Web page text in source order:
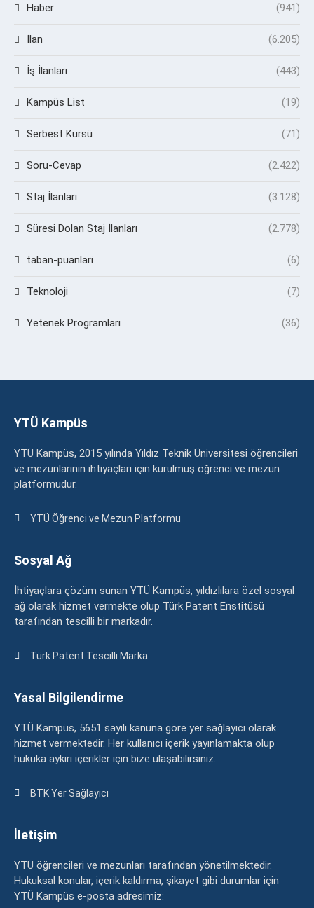
Haber (941)
İlan (6.205)
İş İlanları (443)
Kampüs List (19)
Serbest Kürsü (71)
Soru-Cevap (2.422)
Staj İlanları (3.128)
Süresi Dolan Staj İlanları (2.778)
taban-puanlari (6)
Teknoloji (7)
Yetenek Programları (36)
YTÜ Kampüs
YTÜ Kampüs, 2015 yılında Yıldız Teknik Üniversitesi öğrencileri
ve mezunlarının ihtiyaçları için kurulmuş öğrenci ve mezun
platformudur.
YTÜ Öğrenci ve Mezun Platformu
Sosyal Ağ
İhtiyaçlara çözüm sunan YTÜ Kampüs, yıldızlılara özel sosyal
ağ olarak hizmet vermekte olup Türk Patent Enstitüsü
tarafından tescilli bir markadır.
Türk Patent Tescilli Marka
Yasal Bilgilendirme
YTÜ Kampüs, 5651 sayılı kanuna göre yer sağlayıcı olarak
hizmet vermektedir. Her kullanıcı içerik yayınlamakta olup
hukuka aykırı içerikler için bize ulaşabilirsiniz.
BTK Yer Sağlayıcı
İletişim
YTÜ öğrencileri ve mezunları tarafından yönetilmektedir.
Hukuksal konular, içerik kaldırma, şikayet gibi durumlar için
YTÜ Kampüs e-posta adresimiz: